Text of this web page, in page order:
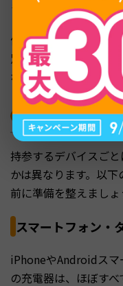
きます。
価格は1,500円〜3,000
別々に持ち歩く必要が
ながります。
デバイス別｜ベ
持参するデバイスご
かは異なります。以
前に準備を整えましょ
スマートフォン・
iPhoneやAndroidスマ
の充電器は、ほぼす